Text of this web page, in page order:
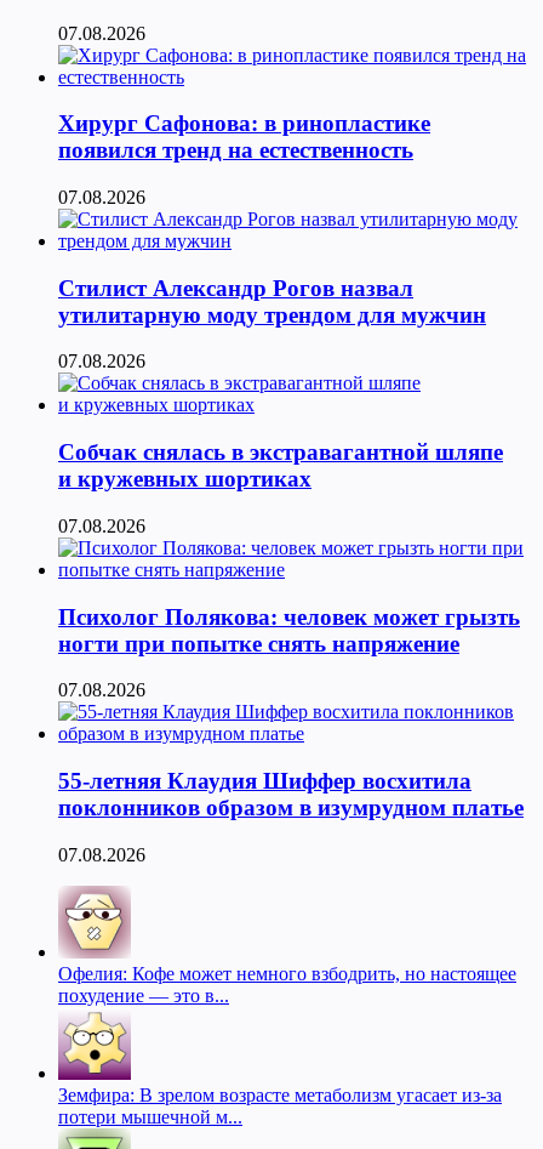
07.08.2026
Хирург Сафонова: в ринопластике
появился тренд на естественность
07.08.2026
Стилист Александр Рогов назвал
утилитарную моду трендом для мужчин
07.08.2026
Собчак снялась в экстравагантной шляпе
и кружевных шортиках
07.08.2026
Психолог Полякова: человек может грызть
ногти при попытке снять напряжение
07.08.2026
55-летняя Клаудия Шиффер восхитила
поклонников образом в изумрудном платье
07.08.2026
Офелия: Кофе может немного взбодрить, но настоящее
похудение — это в...
Земфира: В зрелом возрасте метаболизм угасает из-за
потери мышечной м...